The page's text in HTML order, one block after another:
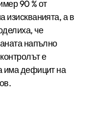
90 % от
изискванията, а в
че
напълно
е
има дефицит на